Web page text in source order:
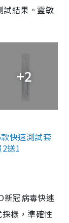
試結果。靈敏
+2
快速測試套
送1
新冠病毒快速
樣，準確性